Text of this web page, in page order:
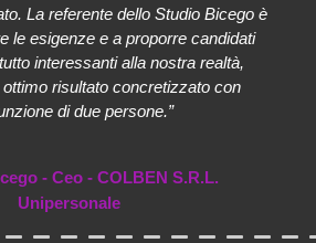
La referente dello Studio Bicego è
le esigenze e a proporre candidati
interessanti alla nostra realtà,
risultato concretizzato con
di due persone.”
- Ceo - COLBEN S.R.L.
Unipersonale